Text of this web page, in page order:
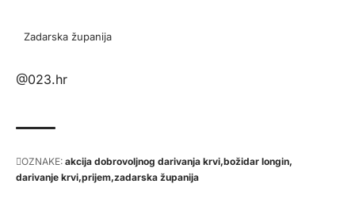
Zadarska županija
@023.hr
OZNAKE: akcija dobrovoljnog darivanja krvi božidar longin
darivanje krvi prijem zadarska županija